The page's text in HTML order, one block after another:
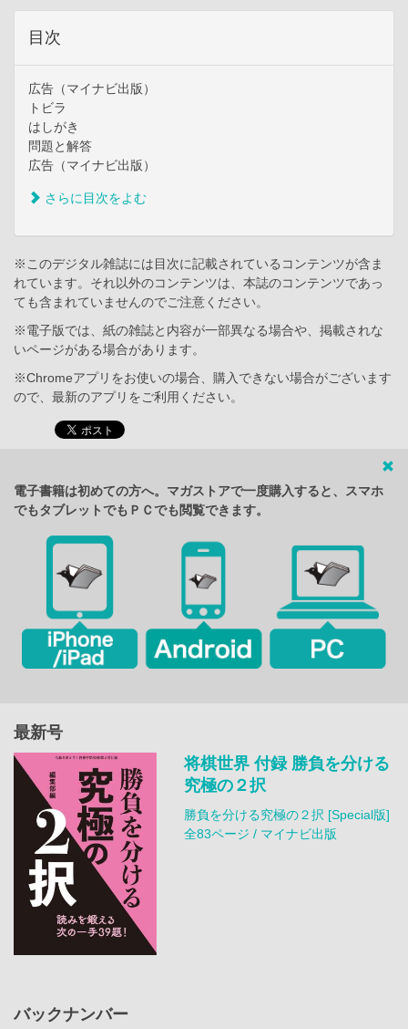
目次
広告（マイナビ出版）
トビラ
はしがき
問題と解答
広告（マイナビ出版）
さらに目次をよむ
※このデジタル雑誌には目次に記載されているコンテンツが含ま
れています。それ以外のコンテンツは、本誌のコンテンツであっ
ても含まれていませんのでご注意ください。
※電子版では、紙の雑誌と内容が一部異なる場合や、掲載されな
いページがある場合があります。
※Chromeアプリをお使いの場合、購入できない場合がございます
ので、最新のアプリをご利用ください。
電子書籍は初めての方へ。マガストアで一度購入すると、スマホ
でもタブレットでもＰＣでも閲覧できます。
最新号
将棋世界 付録 勝負を分ける
究極の２択
勝負を分ける究極の２択 [Special版]
全83ページ / マイナビ出版
バックナンバー